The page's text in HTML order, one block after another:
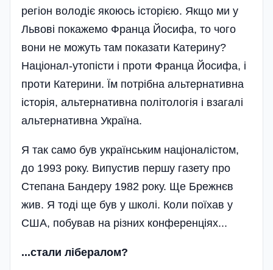
регіон володіє якоюсь історією. Якщо ми у
Львові покажемо Франца Йосифа, то чого
вони не можуть там показати Катерину?
Націонал-утопісти і проти Франца Йосифа, і
проти Катерини. Їм потрібна альтернативна
історія, альтернативна політологія і взагалі
альтернативна Україна.
Я так само був українським націоналістом,
до 1993 року. Випустив першу газету про
Степана Бандеру 1982 року. Ще Брежнєв
жив. Я тоді ще був у школі. Коли поїхав у
США, побував на різних конференціях...
...стали лібералом?